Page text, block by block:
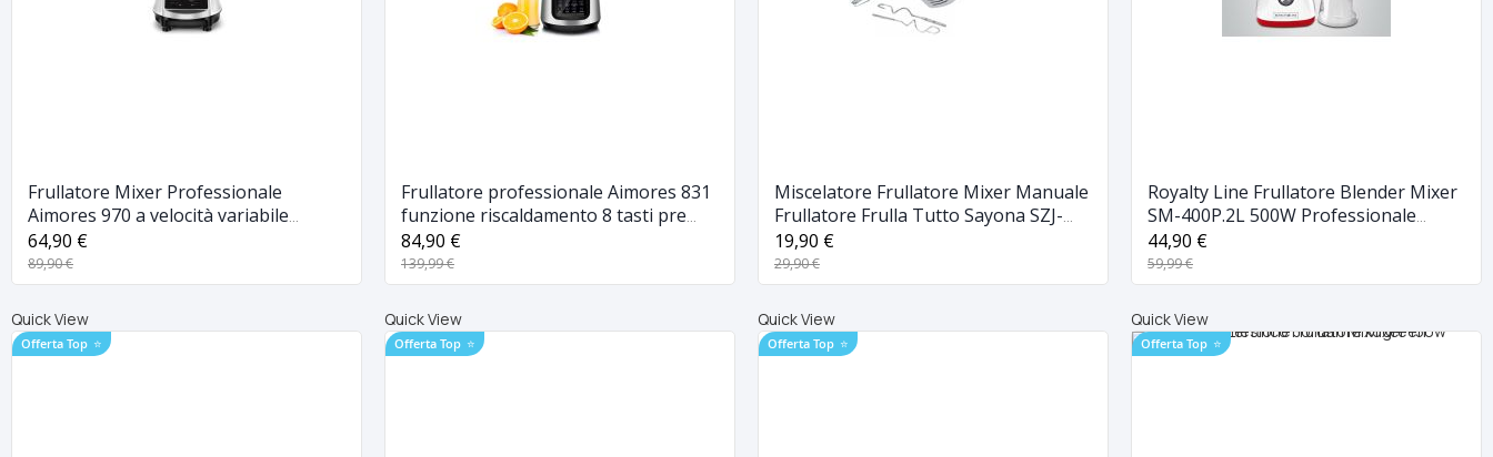
Frullatore Mixer Professionale
Aimores 970 a velocità variabile
1100w
64,90 €
89,90 €
Quick View
Frullatore professionale Aimores 831
funzione riscaldamento 8 tasti pre
programmati led touch screen
84,90 €
139,99 €
Quick View
Miscelatore Frullatore Mixer Manuale
Frullatore Frulla Tutto Sayona SZJ-
LH927
19,90 €
29,90 €
Quick View
Royalty Line Frullatore Blender Mixer
SM-400P.2L 500W Professionale
Elettrico 2L
44,90 €
59,99 €
Quick View
Offerta Top ⭐ Offerta Top ⭐ Offerta Top ⭐ Offerta Top ⭐